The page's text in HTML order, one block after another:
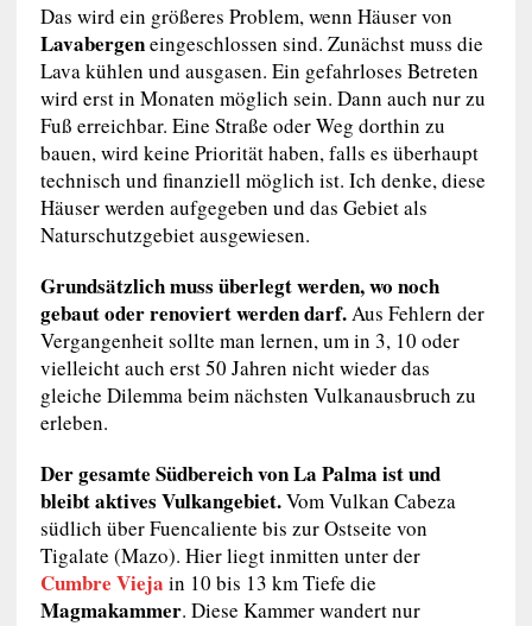
Das wird ein größeres Problem, wenn Häuser von
Lavabergeneingeschlossen sind. Zunächst muss die
Lava kühlen und ausgasen. Ein gefahrloses Betreten
wird erst in Monaten möglich sein. Dann auch nur zu
Fuß erreichbar. Eine Straße oder Weg dorthin zu
bauen, wird keine Priorität haben, falls es überhaupt
technisch und finanziell möglich ist. Ich denke, diese
Häuser werden aufgegeben und das Gebiet als
Naturschutzgebiet ausgewiesen.
Grundsätzlich muss überlegt werden, wo noch
gebaut oder renoviert werden darf.Aus Fehlern der
Vergangenheit sollte man lernen, um in 3, 10 oder
vielleicht auch erst 50 Jahren nicht wieder das
gleiche Dilemma beim nächsten Vulkanausbruch zu
erleben.
Der gesamte Südbereich von La Palma ist und
bleibt aktives Vulkangebiet.Vom Vulkan Cabeza
südlich über Fuencaliente bis zur Ostseite von
Tigalate (Mazo). Hier liegt inmitten unter der
Cumbre Vieja in 10 bis 13 km Tiefe die
Magmakammer. Diese Kammer wandert nur